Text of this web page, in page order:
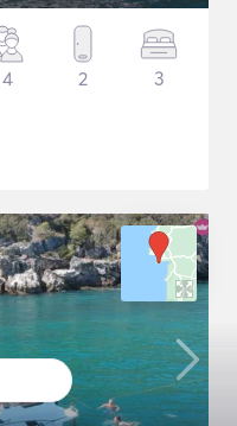
4 2 3